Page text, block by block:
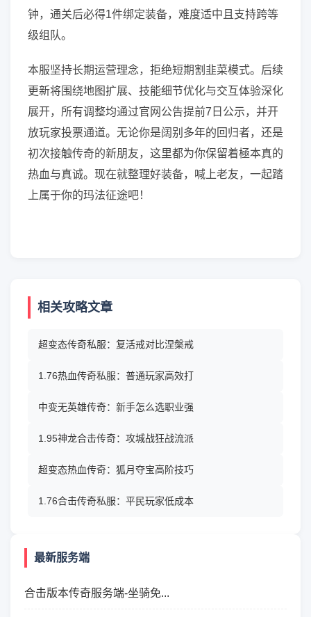
钟，通关后必得1件绑定装备，难度适中且支持跨等
级组队。
本服坚持长期运营理念，拒绝短期割韭菜模式。后续
更新将围绕地图扩展、技能细节优化与交互体验深化
展开，所有调整均通过官网公告提前7日公示，并开
放玩家投票通道。无论你是阔别多年的回归者，还是
初次接触传奇的新朋友，这里都为你保留着極本真的
热血与真诚。现在就整理好装备，喊上老友，一起踏
上属于你的玛法征途吧！
相关攻略文章
超变态传奇私服：复活戒对比涅槃戒
1.76热血传奇私服：普通玩家高效打
中变无英雄传奇：新手怎么选职业强
1.95神龙合击传奇：攻城战狂战流派
超变态热血传奇：狐月夺宝高阶技巧
1.76合击传奇私服：平民玩家低成本
最新服务端
合击版本传奇服务端-坐骑免...